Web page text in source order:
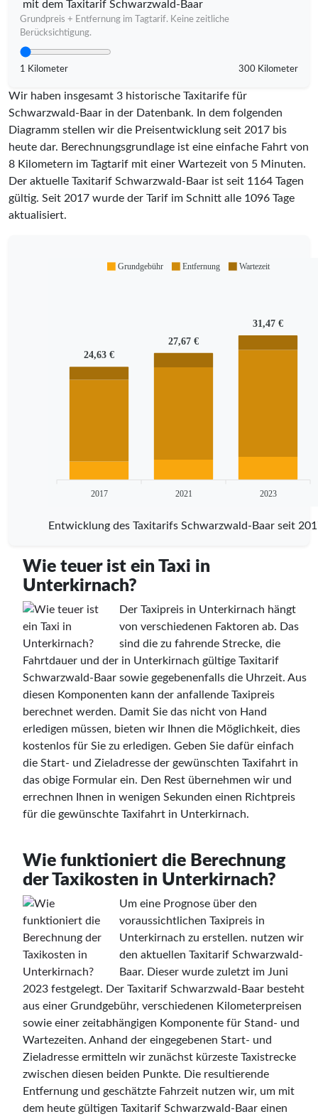
mit dem Taxitarif Schwarzwald-Baar
Grundpreis + Entfernung im Tagtarif. Keine zeitliche
Berücksichtigung.
1 Kilometer 300 Kilometer
Wir haben insgesamt 3 historische Taxitarife für
Schwarzwald-Baar in der Datenbank. In dem folgenden
Diagramm stellen wir die Preisentwicklung seit 2017 bis
heute dar. Berechnungsgrundlage ist eine einfache Fahrt von
8 Kilometern im Tagtarif mit einer Wartezeit von 5 Minuten.
Der aktuelle Taxitarif Schwarzwald-Baar ist seit 1164 Tagen
gültig. Seit 2017 wurde der Tarif im Schnitt alle 1096 Tage
aktualisiert.
24,63 €
27,67 €
31,47 €
2017 2021 2023
Grundgebühr Entfernung Wartezeit
Entwicklung des Taxitarifs Schwarzwald-Baar seit
Wie teuer ist ein Taxi in
Unterkirnach?
Der Taxipreis in Unterkirnach hängt
von verschiedenen Faktoren ab. Das
sind die zu fahrende Strecke, die
Fahrtdauer und der in Unterkirnach gültige Taxitarif
Schwarzwald-Baar sowie gegebenenfalls die Uhrzeit. Aus
diesen Komponenten kann der anfallende Taxipreis
berechnet werden. Damit Sie das nicht von Hand
erledigen müssen, bieten wir Ihnen die Möglichkeit, dies
kostenlos für Sie zu erledigen. Geben Sie dafür einfach
die Start- und Zieladresse der gewünschten Taxifahrt in
das obige Formular ein. Den Rest übernehmen wir und
errechnen Ihnen in wenigen Sekunden einen Richtpreis
für die gewünschte Taxifahrt in Unterkirnach.
Wie funktioniert die Berechnung
der Taxikosten in Unterkirnach?
Um eine Prognose über den
voraussichtlichen Taxipreis in
Unterkirnach zu erstellen. nutzen wir
den aktuellen Taxitarif Schwarzwald-
Baar. Dieser wurde zuletzt im Juni
2023 festgelegt. Der Taxitarif Schwarzwald-Baar besteht
aus einer Grundgebühr, verschiedenen Kilometerpreisen
sowie einer zeitabhängigen Komponente für Stand- und
Wartezeiten. Anhand der eingegebenen Start- und
Zieladresse ermitteln wir zunächst kürzeste Taxistrecke
zwischen diesen beiden Punkte. Die resultierende
Entfernung und geschätzte Fahrzeit nutzen wir, um mit
dem heute gültigen Taxitarif Schwarzwald-Baar einen